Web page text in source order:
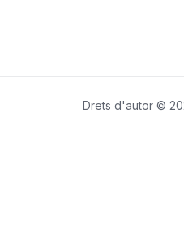
Drets d'autor ©